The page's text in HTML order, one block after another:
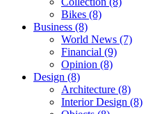
Bikes (8)
Business (8)
World News (7)
Financial (9)
Opinion (8)
Design (8)
Architecture (8)
Interior Design (8)